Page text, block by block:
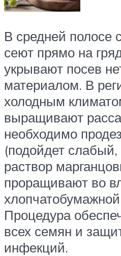
В средней полосе
сеют прямо на
укрывают посев
материалом. В
холодным
выращивают
необходимо
(подойдет
раствор
проращивают во
Процедура
всех семян и
инфекций.